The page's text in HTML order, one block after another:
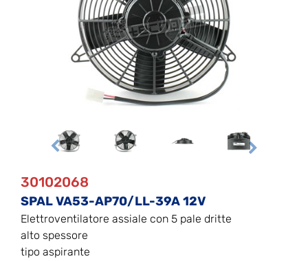
30102068
SPAL VA53-AP70/LL-39A 12V
Elettroventilatore assiale con 5 pale dritte
alto spessore
tipo aspirante